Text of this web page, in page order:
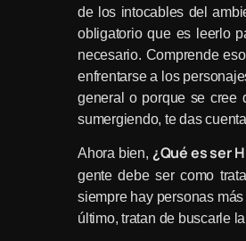
de los intocables del
obligatorio que es leerlo
necesario. Comprende
enfrentarse a los
general o porque se cree
sumergiendo, te das
Ahora bien, ¿Qué es ser
gente debe ser como
siempre hay personas
último, tratan de buscarle